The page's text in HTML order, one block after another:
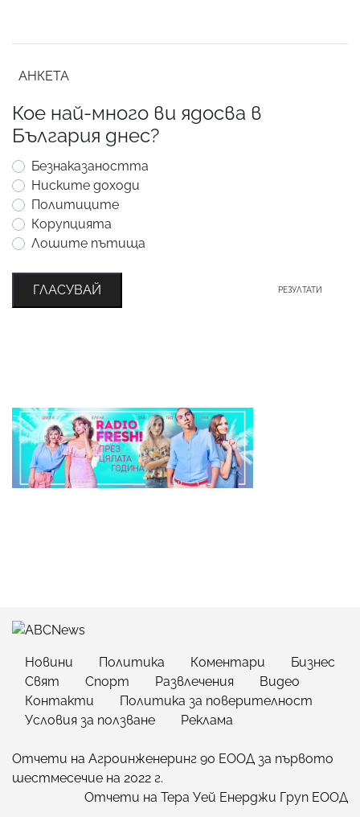
АНКЕТА
Кое най-много ви ядосва в
България днес?
Безнаказаността
Ниските доходи
Политиците
Корупцията
Лошите пътища
ГЛАСУВАЙ РЕЗУЛТАТИ
Новини Политика Коментари
Бизнес
Свят
Спорт Развлечения
Видео
Контакти
Политика за поверителност
Условия за ползване
Реклама
Отчети на Агроинженеринг 90 ЕООД за първото
шестмесечие на 2022 г.
Отчети на Тера Уей Енерджи Груп ЕООД